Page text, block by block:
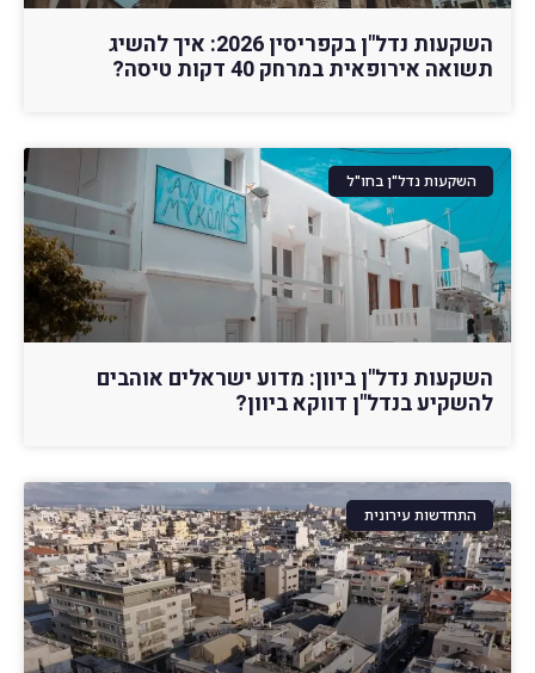
השקעות נדל"ן בקפריסין 2026: איך להשיג
תשואה אירופאית במרחק 40 דקות טיסה?
השקעות נדל"ן בחו"ל
השקעות נדל"ן ביוון: מדוע ישראלים אוהבים
להשקיע בנדל"ן דווקא ביוון?
התחדשות עירונית